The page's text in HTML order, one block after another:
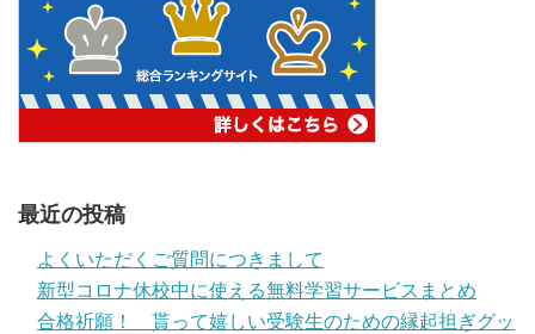
最近の投稿
よくいただくご質問につきまして
新型コロナ休校中に使える無料学習サービスまとめ
合格祈願！ 貰って嬉しい受験生のための縁起担ぎグッ